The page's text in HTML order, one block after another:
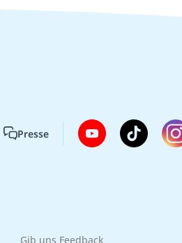
Presse
Gib uns Feedback